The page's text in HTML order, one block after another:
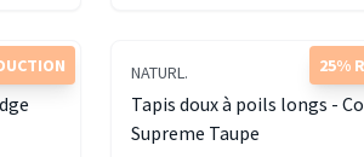
25%
NATURL.
Tapis doux à poils longs -
Supreme Taupe